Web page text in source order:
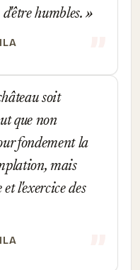
humbles.
soit
que non
fondement la
mais
l'exercice des